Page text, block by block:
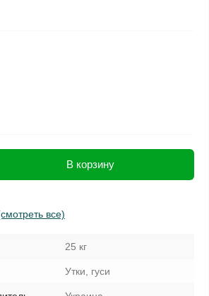
В корзину
все)
25 кг
Утки, гуси